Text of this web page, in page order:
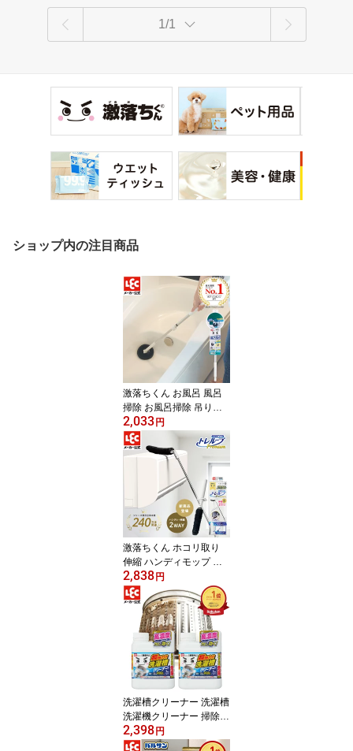
1/1
ショップ内の注目商品
激落ちくん お風呂 風呂
掃除 お風呂掃除 吊り下
げ収納 浴室 ブラシ 掃除
用ブラシ お風呂ブラシ
バスブラシ バススポンジ
掃除ブラシ ヘッドが曲が
る 曲面 フィット バスク
リーナー 浴槽 クリーナ
ー 伸縮 ブラッシュ 激落
ちくん レック ダイレク
ト lec
2,033 円
激落ちくん ホコリ取り
伸縮 ハンディモップ ホ
コリ掃除 ホコリ取りブラ
シ 時短 ケース付 コンパ
クト エアコン 掃除 ハン
ディ ソフト ダスター 激
落ち クリーナー 掃除ア
イテム リビング トレル
ープ プレミアム グレー
公式 レック ダイレクト l
ec
2,838 円
洗濯槽クリーナー 洗濯槽
洗濯機クリーナー 掃除
ドラム 洗濯槽洗剤 縦型
洗たく槽 洗たく 洗たく
2,398 円